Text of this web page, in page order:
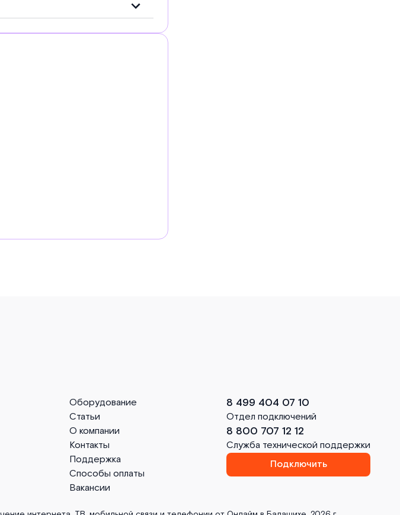
Оборудование
Статьи
О компании
Контакты
Поддержка
Способы оплаты
Вакансии
8 499 404 07 10
Отдел подключений
8 800 707 12 12
Служба технической поддержки
Подключить